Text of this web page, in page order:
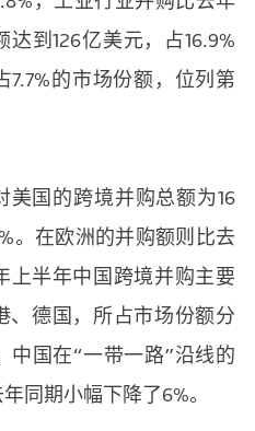
到126亿美元，占16.9%
的市场份额，位列第
美国的跨境并购总额为16
。在欧洲的并购额则比去
上半年中国跨境并购主要
、德国，所占市场份额分
中国在“一带一路”沿线的
同期小幅下降了6%。